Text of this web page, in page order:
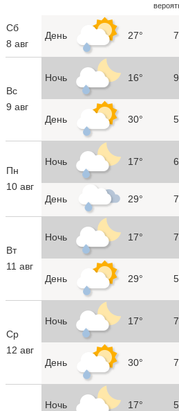
Сб
8 авг
День 27°
Вс
9 авг
Ночь 16°
День 30°
Пн
10 авг
Ночь 17°
День 29°
Вт
11 авг
Ночь 17°
День 29°
Ср
12 авг
Ночь 17°
День 30°
Ночь 17°